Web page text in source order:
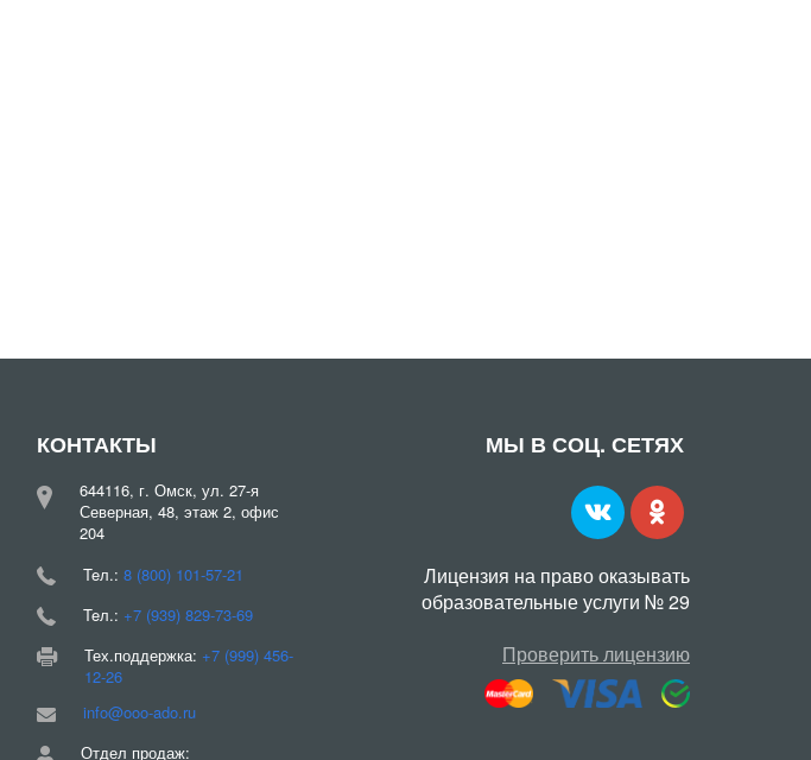
КОНТАКТЫ
644116, г. Омск, ул. 27-я
Северная, 48, этаж 2, офис
204
Teл.: 8 (800) 101-57-21
Teл.: +7 (939) 829-73-69
Тех.поддержка: +7 (999) 456-
12-26
info@ooo-ado.ru
Отдел продаж:
МЫ В СОЦ. СЕТЯХ
Лицензия на право оказывать
образовательные услуги № 29
Проверить лицензию